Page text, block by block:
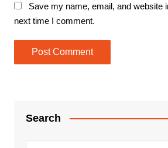
Save my name, email, and website
next time I comment.
Search